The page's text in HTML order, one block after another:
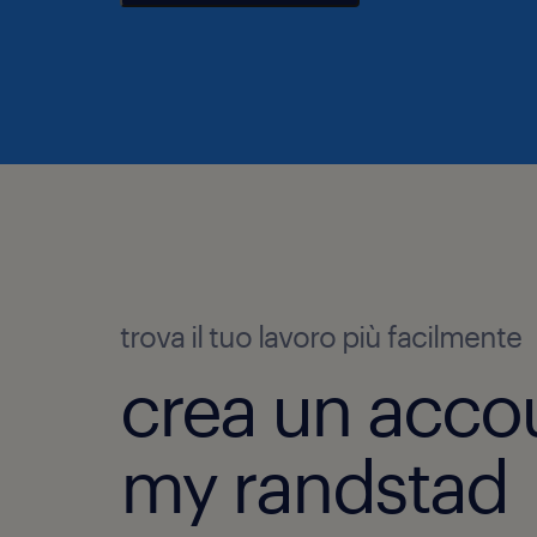
trova il tuo lavoro più facilmente
crea un
my randstad